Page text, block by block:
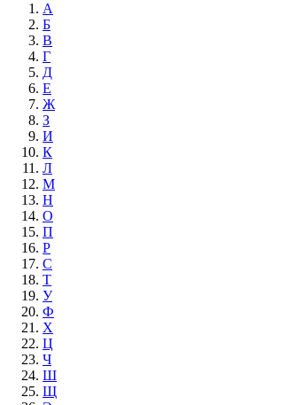
А
Б
В
Г
Д
Е
Ж
З
И
К
Л
М
Н
О
П
Р
С
Т
У
Ф
Х
Ц
Ч
Ш
Щ